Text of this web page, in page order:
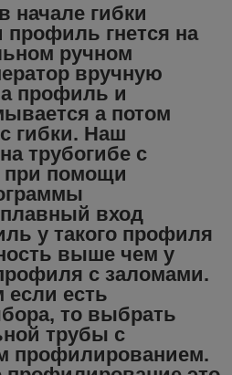
начале гибки
профиль гнется на
ручном
вручную
профиль и
а потом
гибки. Наш
трубогибе с
при помощи
вход
у такого профиля
выше чем у
с заломами.
есть
то выбрать
трубы с
профилированием.